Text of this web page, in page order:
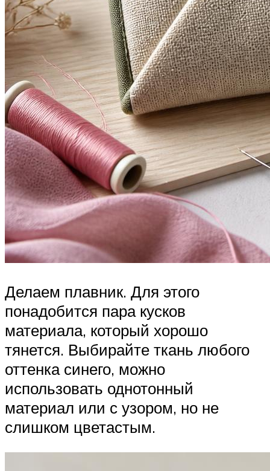
Делаем плавник. Для этого
понадобится пара кусков
материала, который хорошо
тянется. Выбирайте ткань любого
оттенка синего, можно
использовать однотонный
материал или с узором, но не
слишком цветастым.